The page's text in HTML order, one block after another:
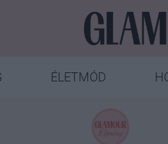
ÉLETMÓD